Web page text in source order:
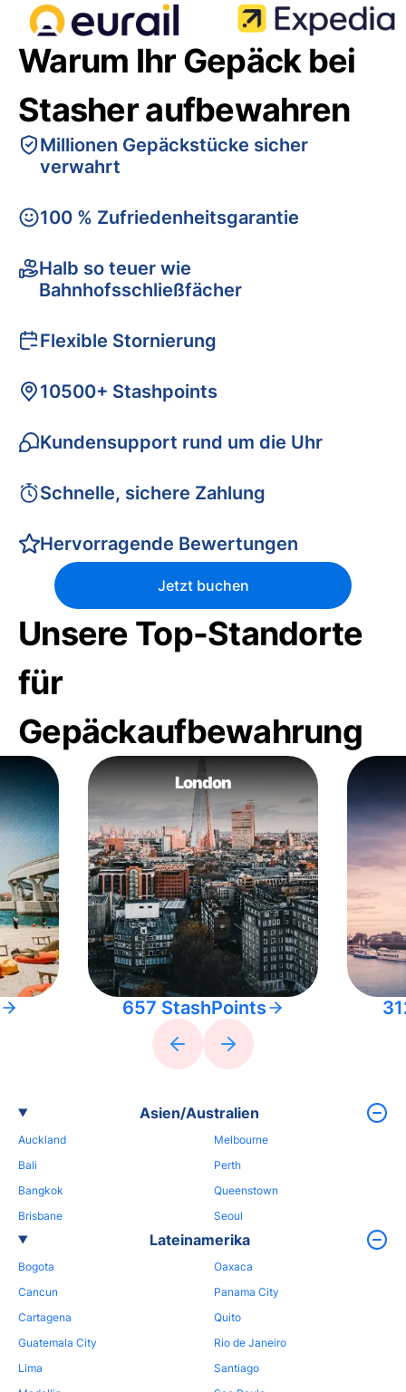
Warum Ihr Gepäck bei
Stasher aufbewahren
Millionen Gepäckstücke sicher
verwahrt
100 % Zufriedenheitsgarantie
Halb so teuer wie
Bahnhofsschließfächer
Flexible Stornierung
10500+ Stashpoints
Kundensupport rund um die Uhr
Schnelle, sichere Zahlung
Hervorragende Bewertungen
Jetzt buchen
Unsere Top-Standorte
für
Gepäckaufbewahrung
London
657 StashPoints
Asien/Australien
Auckland
Bali
Bangkok
Brisbane
Melbourne
Perth
Queenstown
Seoul
Lateinamerika
Bogota
Cancun
Cartagena
Guatemala City
Lima
Oaxaca
Panama City
Quito
Rio de Janeiro
Santiago